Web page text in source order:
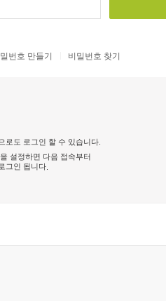
번호 만들기 비밀번호 찾기
로도 로그인 할 수 있습니다.
설정하면 다음 접속부터
그인 됩니다